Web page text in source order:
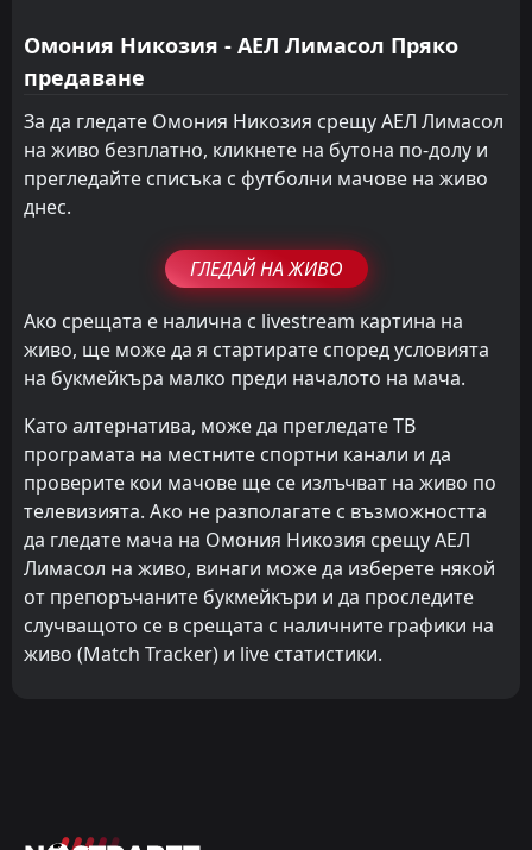
Омония Никозия - АЕЛ Лимасол Пряко
предаване
За да гледате Омония Никозия срещу АЕЛ Лимасол
на живо безплатно, кликнете на бутона по-долу и
прегледайте списъка с футболни мачове на живо
днес.
ГЛЕДАЙ НА ЖИВО
Ако срещата е налична с livestream картина на
живо, ще може да я стартирате според условията
на букмейкъра малко преди началото на мача.
Като алтернатива, може да прегледате ТВ
програмата на местните спортни канали и да
проверите кои мачове ще се излъчват на живо по
телевизията. Ако не разполагате с възможността
да гледате мача на Омония Никозия срещу АЕЛ
Лимасол на живо, винаги може да изберете някой
от препоръчаните букмейкъри и да проследите
случващото се в срещата с наличните графики на
живо (Match Tracker) и live статистики.